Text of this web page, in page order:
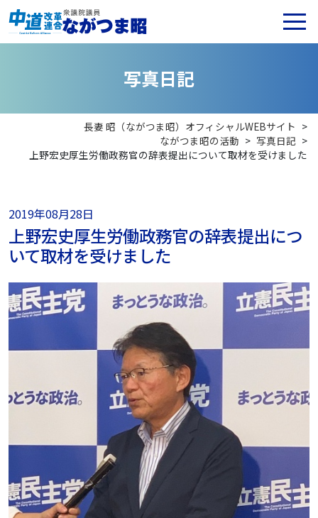
写真日記
長妻 昭（ながつま昭）オフィシャルWEBサイト >
ながつま昭の活動 > 写真日記 >
上野宏史厚生労働政務官の辞表提出について取材を受けました
2019年08月28日
上野宏史厚生労働政務官の辞表提出につ
いて取材を受けました